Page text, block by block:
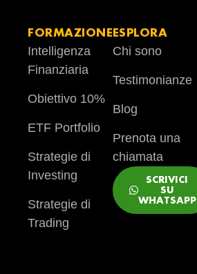
FORMAZIONE
Intelligenza
Finanziaria
Obiettivo 10%
ETF Portfolio
Strategie di
Investing
Strategie di
Trading
ESPLORA
Chi sono
Testimonianze
Blog
Prenota una
chiamata
SCRIVICI
SU
WHATSAPP